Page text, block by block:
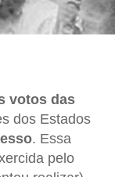
votos das
dos Estados
. Essa
pelo